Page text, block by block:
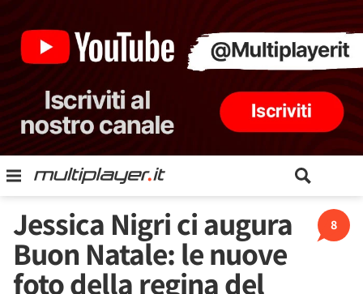
8
Jessica Nigri ci augura
Buon Natale: le nuove
foto della regina del